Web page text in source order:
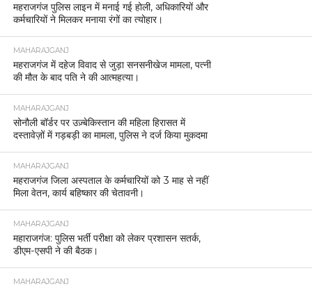
महराजगंज पुलिस लाइन में मनाई गई होली, अधिकारियों और
कर्मचारियों ने मिलकर मनाया रंगों का त्योहार।
MAHARAJGANJ
महराजगंज में दहेज विवाद से जुड़ा सनसनीखेज मामला, पत्नी
की मौत के बाद पति ने की आत्महत्या।
MAHARAJGANJ
सोनौली बॉर्डर पर उज़्बेकिस्तान की महिला हिरासत में
दस्तावेज़ों में गड़बड़ी का मामला, पुलिस ने दर्ज किया मुकदमा
MAHARAJGANJ
महराजगंज जिला अस्पताल के कर्मचारियों को 3 माह से नहीं
मिला वेतन, कार्य बहिष्कार की चेतावनी।
MAHARAJGANJ
महाराजगंज: पुलिस भर्ती परीक्षा को लेकर प्रशासन सतर्क,
डीएम-एसपी ने की बैठक।
MAHARAJGANJ